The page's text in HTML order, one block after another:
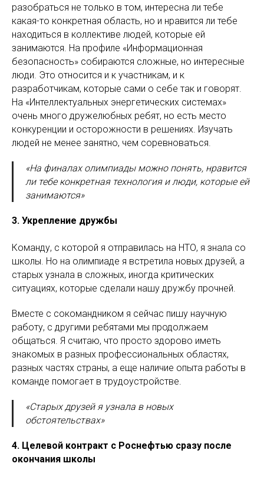
разобраться не только в том, интересна ли тебе
какая-то конкретная область, но и нравится ли тебе
находиться в коллективе людей, которые ей
занимаются. На профиле «Информационная
безопасность» собираются сложные, но интересные
люди. Это относится и к участникам, и к
разработчикам, которые сами о себе так и говорят.
На «Интеллектуальных энергетических системах»
очень много дружелюбных ребят, но есть место
конкуренции и осторожности в решениях. Изучать
людей не менее занятно, чем соревноваться.
«На финалах олимпиады можно понять, нравится
ли тебе конкретная технология и люди, которые ей
занимаются»
3. Укрепление дружбы
Команду, с которой я отправилась на НТО, я знала со
школы. Но на олимпиаде я встретила новых друзей, а
старых узнала в сложных, иногда критических
ситуациях, которые сделали нашу дружбу прочней.
Вместе с сокомандником я сейчас пишу научную
работу, с другими ребятами мы продолжаем
общаться. Я считаю, что просто здорово иметь
знакомых в разных профессиональных областях,
разных частях страны, а еще наличие опыта работы в
команде помогает в трудоустройстве.
«Старых друзей я узнала в новых
обстоятельствах»
4. Целевой контракт с Роснефтью сразу после
окончания школы